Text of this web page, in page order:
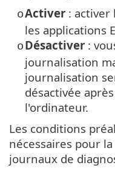
oActiver : activer
les applications
oDésactiver :
journalisation
journalisation
désactivée
l'ordinateur.
Les conditions
nécessaires pour
journaux de